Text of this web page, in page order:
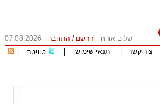
שלום אורח הרשם / התחבר
07.08.2026
צור קשר תנאי שימוש טוויטר